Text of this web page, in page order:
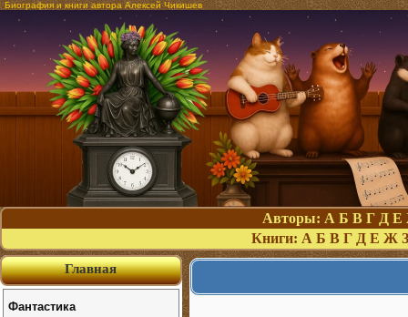
Биография и книги автора Алексей Чикишев
Авторы: А Б В Г Д Е
Книги: А Б В Г Д Е Ж З
Главная
Фантастика